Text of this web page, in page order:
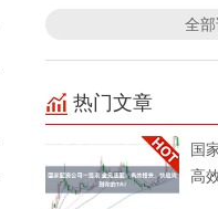
全
热门文章
国
高